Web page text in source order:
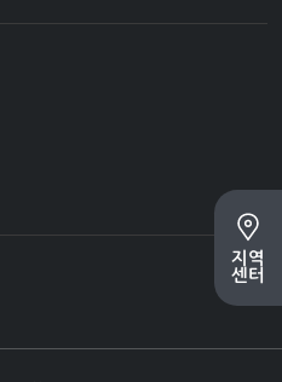
지역
센터